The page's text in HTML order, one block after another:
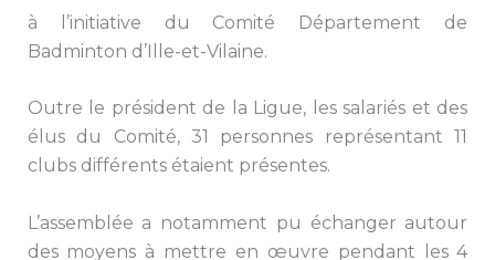
à l’initiative du Comité Département de
Badminton d’Ille-et-Vilaine.
Outre le président de la Ligue, les salariés et des
élus du Comité, 31 personnes représentant 11
clubs différents étaient présentes.
L’assemblée a notamment pu échanger autour
des moyens à mettre en œuvre pendant les 4